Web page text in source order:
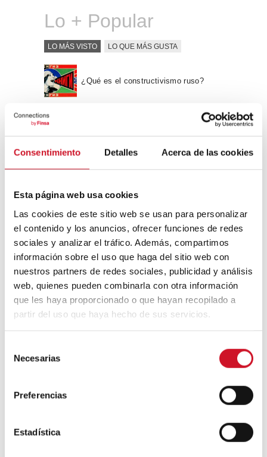
Consentimiento Detalles Acerca de las cookies
Esta página web usa cookies
Las cookies de este sitio web se usan para personalizar
el contenido y los anuncios, ofrecer funciones de redes
sociales y analizar el tráfico. Además, compartimos
información sobre el uso que haga del sitio web con
nuestros partners de redes sociales, publicidad y análisis
web, quienes pueden combinarla con otra información
que les haya proporcionado o que hayan recopilado a
partir del uso que haya hecho de sus servicios.
Necesarias
Preferencias
Estadística
Lo + Popular
LO MÁS VISTO LO QUE MÁS GUSTA
¿Qué es el constructivismo ruso?
“Hay una fuerza motriz más poderosa
que el vapor, la electricidad y la
energía atómica: la voluntad” – Albert
Einstein, físico
Apple WWDC 2017: las novedades
Un viaje por la arquitectura Bauhaus
Diseño de muebles sostenible:
reciclable y reciclado
Conexión con
Camba, CEO de Birdmind
CONEXIÓN CON… Mogu